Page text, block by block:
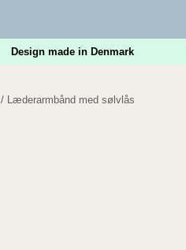
Design made in Denmark
/ Læderarmbånd med sølvlås